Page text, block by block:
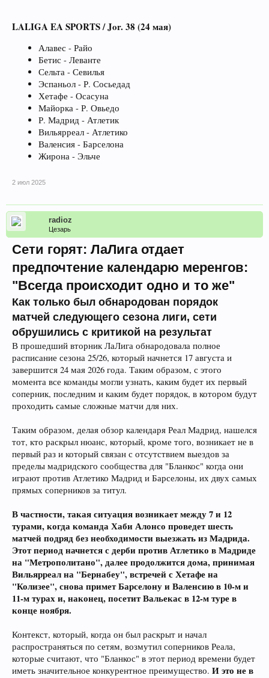
LALIGA EA SPORTS / Jor. 38 (24 мая)
Алавес - Райо
Бетис - Леванте
Сельта - Севилья
Эспаньол - Р. Сосьедад
Хетафе - Осасуна
Майорка - Р. Овьедо
Р. Мадрид - Атлетик
Вильярреал - Атлетико
Валенсия - Барселона
Жирона - Эльче
2 июл 2025
radioz
Цезарь
Сети горят: ЛаЛига отдает
предпочтение календарю меренгов:
"Всегда происходит одно и то же"
Как только был обнародован порядок
матчей следующего сезона лиги, сети
обрушились с критикой на результат
В прошедший вторник ЛаЛига обнародовала полное
расписание сезона 25/26, который начнется 17 августа и
завершится 24 мая 2026 года. Таким образом, с этого
момента все команды могли узнать, каким будет их первый
соперник, последним и каким будет порядок, в котором будут
проходить самые сложные матчи для них.
Таким образом, делая обзор календаря Реал Мадрид, нашелся
тот, кто раскрыл нюанс, который, кроме того, возникает не в
первый раз и который связан с отсутствием выездов за
пределы мадридского сообщества для "Бланкос" когда они
играют против Атлетико Мадрид и Барселоны, их двух самых
прямых соперников за титул.
В частности, такая ситуация возникает между 7 и 12
турами, когда команда Хаби Алонсо проведет шесть
матчей подряд без необходимости выезжать из Мадрида.
Этот период начнется с дерби против Атлетико в Мадриде
на "Метрополитано", далее продолжится дома, принимая
Вильярреал на "Бернабеу", встречей с Хетафе на
"Колизее", снова примет Барселону и Валенсию в 10-м и
11-м турах и, наконец, посетит Вальекас в 12-м туре в
конце ноября.
Контекст, который, когда он был раскрыт и начал
распространяться по сетям, возмутил соперников Реала,
которые считают, что "Бланкос" в этот период времени будет
иметь значительное конкурентное преимущество. И это не в